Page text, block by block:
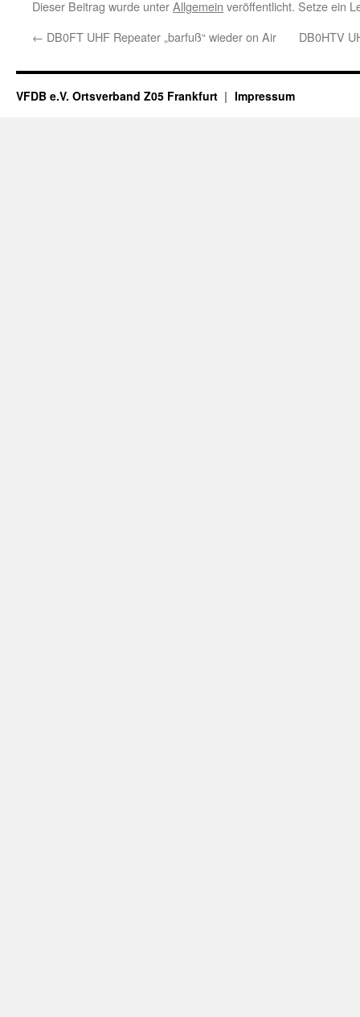
Dieser Beitrag wurde unterAllgemein veröffentlicht. Setze ein
← DB0FT UHF Repeater „barfuß“ wieder on Air DB0HTV
VFDB e.V. Ortsverband Z05 Frankfurt Impressum